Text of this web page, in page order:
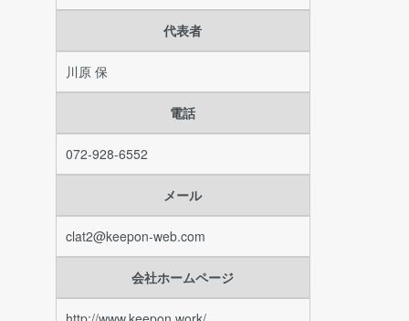
代表者
川原 保
電話
072-928-6552
メール
clat2@keepon-web.com
会社ホームページ